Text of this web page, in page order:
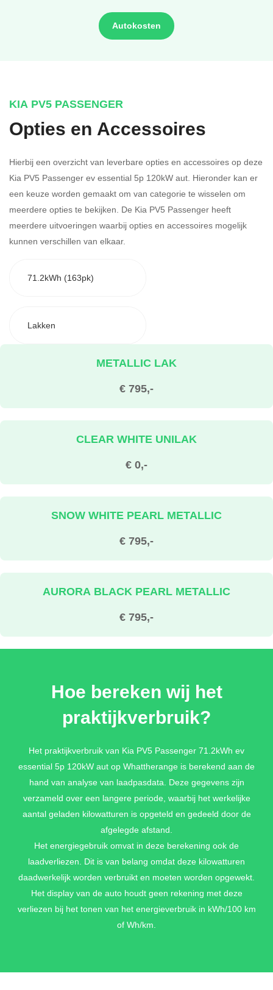
Autokosten
KIA PV5 PASSENGER
Opties en Accessoires
Hierbij een overzicht van leverbare opties en accessoires op deze
Kia PV5 Passenger ev essential 5p 120kW aut. Hieronder kan er
een keuze worden gemaakt om van categorie te wisselen om
meerdere opties te bekijken. De Kia PV5 Passenger heeft
meerdere uitvoeringen waarbij opties en accessoires mogelijk
kunnen verschillen van elkaar.
71.2kWh (163pk)
Lakken
€ 795,-
METALLIC LAK
€ 0,-
CLEAR WHITE UNILAK
€ 795,-
SNOW WHITE PEARL METALLIC
€ 795,-
AURORA BLACK PEARL METALLIC
€ 795,-
€ 795,-
€ 795,-
RUNWAY RED METALLIC
€ 795,-
SOFT MINT METALLIC
LAKEHOUSE GRAY METALLIC
Hoe bereken wij het
praktijkverbruik?
Het praktijkverbruik van Kia PV5 Passenger 71.2kWh ev
essential 5p 120kW aut op Whattherange is berekend aan de
hand van analyse van laadpasdata. Deze gegevens zijn
verzameld over een langere periode, waarbij het werkelijke
aantal geladen kilowatturen is opgeteld en gedeeld door de
afgelegde afstand.
Het energiegebruik omvat in deze berekening ook de
laadverliezen. Dit is van belang omdat deze kilowatturen
daadwerkelijk worden verbruikt en moeten worden opgewekt.
Het display van de auto houdt geen rekening met deze
verliezen bij het tonen van het energieverbruik in kWh/100 km
of Wh/km.